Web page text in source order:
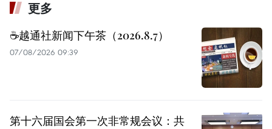
更多
☕️越通社新闻下午茶（2026.8.7）
07/08/2026 09:39
第十六届国会第一次非常规会议：共